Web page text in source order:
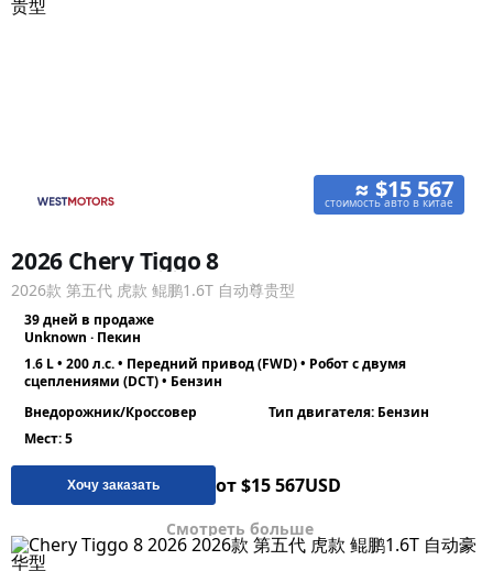
≈ $15 567
стоимость авто в китае
2026 Chery Tiggo 8
2026款 第五代 虎款 鲲鹏1.6T 自动尊贵型
39 дней в продаже
Unknown · Пекин
1.6 L • 200 л.с. • Передний привод (FWD) • Робот с двумя
сцеплениями (DCT) • Бензин
Внедорожник/Кроссовер
Тип двигателя: Бензин
Мест: 5
Хочу заказать от $15 567USD
Смотреть больше